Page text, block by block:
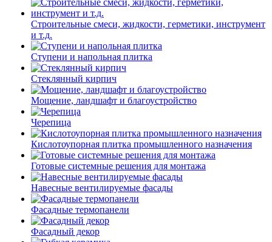
Строительные смеси, жидкости, герметики, инструмент
и т.д.
Ступени и напольная плитка
Cтеклянный кирпич
Мощение, ландшафт и благоустройство
Черепица
Кислотоупорная плитка промышленного назначения
Готовые системные решения для монтажа
Навесные вентилируемые фасады
Фасадные термопанели
Фасадный декор